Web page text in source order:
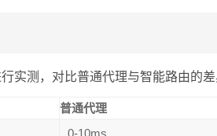
实测，对比普通代理与智能路由的差
普通代理
0-10ms